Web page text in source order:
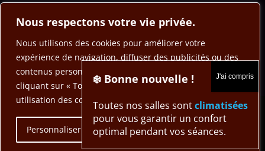
Nous respectons votre vie privée.
Nous utilisons des cookies pour améliorer votre
expérience de navigation, diffuser des publicités ou des
contenus personnalisés et analyser notre trafic. En
cliquant sur « Tout accepter », vous consentez à notre
utilisation des cookies.
Personnaliser Tout rejeter Accepter tout
❄️ Bonne nouvelle !
Toutes nos salles sontclimatisées
pour vous garantir un confort
optimal pendant vos séances.